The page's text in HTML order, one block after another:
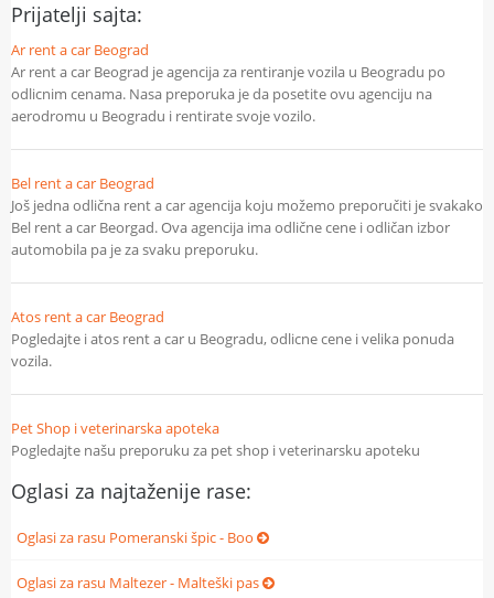
Prijatelji sajta:
Ar rent a car Beograd
Ar rent a car Beograd je agencija za rentiranje vozila u Beogradu po
odlicnim cenama. Nasa preporuka je da posetite ovu agenciju na
aerodromu u Beogradu i rentirate svoje vozilo.
Bel rent a car Beograd
Još jedna odlična rent a car agencija koju možemo preporučiti je svakako
Bel rent a car Beorgad. Ova agencija ima odlične cene i odličan izbor
automobila pa je za svaku preporuku.
Atos rent a car Beograd
Pogledajte i atos rent a car u Beogradu, odlicne cene i velika ponuda
vozila.
Pet Shop i veterinarska apoteka
Pogledajte našu preporuku za pet shop i veterinarsku apoteku
Oglasi za najtaženije rase:
Oglasi za rasu Pomeranski špic - Boo
Oglasi za rasu Maltezer - Malteški pas